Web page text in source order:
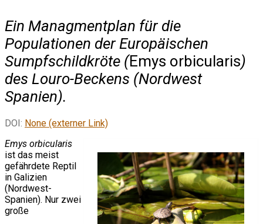
Ein Managmentplan für die
Populationen der Europäischen
Sumpfschildkröte (Emys orbicularis)
des Louro-Beckens (Nordwest
Spanien).
DOI: None (externer Link)
Emys orbicularis
ist das meist
gefährdete Reptil
in Galizien
(Nordwest-
Spanien). Nur zwei
große